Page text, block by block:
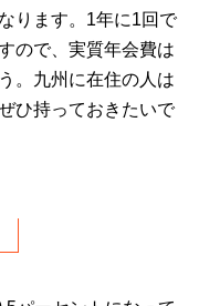
ります。1年に1回で
ので、実質年会費は
。九州に在住の人は
ひ持っておきたいで